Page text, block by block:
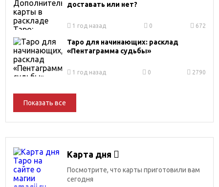
доставать или нет?
1 год назад 0 672
Таро для начинающих: расклад
«Пентаграмма судьбы»
1 год назад 0 2790
Показать все
Карта дня
Посмотрите, что карты приготовили вам
сегодня